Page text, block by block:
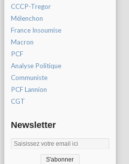
CCCP-Tregor
Mélenchon
France Insoumise
Macron
PCF
Analyse Politique
Communiste
PCF Lannion
CGT
Newsletter